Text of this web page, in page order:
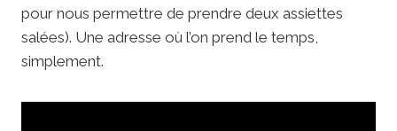
pour nous permettre de prendre deux assiettes
salées). Une adresse où l’on prend le temps,
simplement.